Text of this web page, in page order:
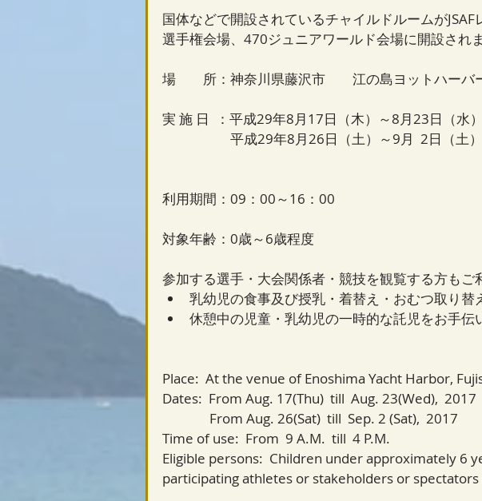
国体などで開設されているチャイルドルームが
選手権会場、470ジュニアワールド会場に開設され
場　　所：神奈川県藤沢市　　江の島ヨットハーバ
実 施 日  ：平成29年8月17日（木）～8月23日（水）
平成29年8月26日（土）～9月  2日（土）
利用期間：09：00～16：00
対象年齢：0歳～6歳程度
参加する選手・大会関係者・競技を観覧する方もご
乳幼児の食事及び授乳・着替え・おむつ取り
休憩中の児童・乳幼児の一時的な託児をお手伝
Place:  At the venue of Enoshima Yacht Harbor,
Dates:  From Aug. 17(Thu)  till  Aug. 23(Wed),  2017
From Aug. 26(Sat)  till  Sep. 2 (Sat),  2017
Time of use:  From  9 A.M.  till  4 P.M.
Eligible persons:  Children under approximately 6
participating athletes or stakeholders or